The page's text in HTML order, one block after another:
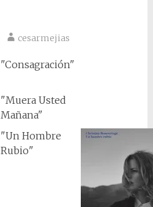
cesarmejias
"Consagración"
"Muera Usted
Mañana"
"Un Hombre
Rubio"